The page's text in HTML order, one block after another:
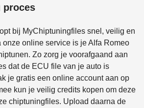
proces
bij MyChiptuningfiles snel, veilig en
onze online service is je Alfa Romeo
Zo zorg je voorafgaand aan
dat de ECU file van je auto is
je gratis een online account aan op
kun je veilig credits kopen om deze
chiptuningfiles. Upload daarna de